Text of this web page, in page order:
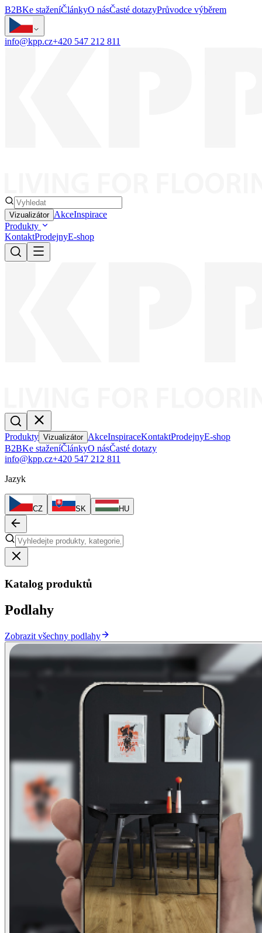
B2BKe staženíČlánkyO násČasté dotazyPrůvodce výběrem
info@kpp.cz+420 547 212 811
Vizualizátor AkceInspirace
Produkty
KontaktProdejnyE-shop
Produkty Vizualizátor AkceInspiraceKontaktProdejnyE-shop
B2BKe staženíČlánkyO násČasté dotazy
info@kpp.cz+420 547 212 811
Jazyk
CZ SK HU
Katalog produktů
Podlahy
Zobrazit všechny podlahy